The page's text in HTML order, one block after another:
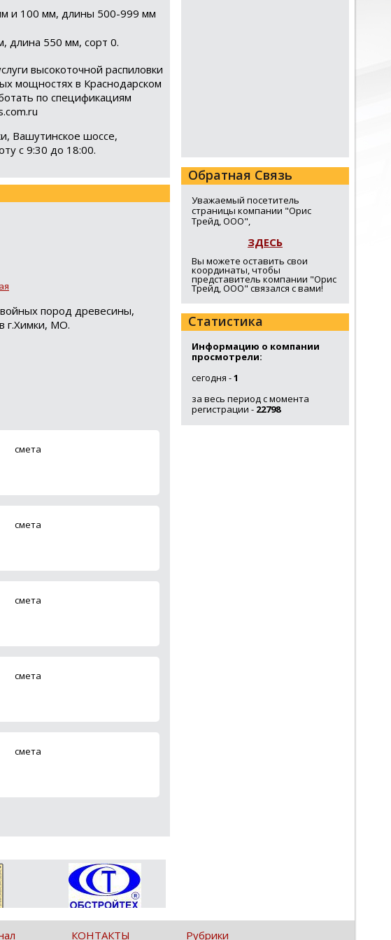
и 100 мм, длины 500-999 мм
длина 550 мм, сорт 0.
высокоточной распиловки
мощностях в Краснодарском
по спецификациям
Вашутинское шоссе,
с 9:30 до 18:00.
пород древесины,
г.Химки, МО.
смета
смета
смета
смета
смета
Обратная Связь
Уважаемый посетитель
страницы компании "Орис
Трейд, ООО",
ЗДЕСЬ
Вы можете оставить свои
координаты, чтобы
представитель компании "Орис
Трейд, ООО" связался с вами!
Статистика
Информацию о компании
просмотрели:
сегодня -1
за весь период с момента
регистрации - 22798
КОНТАКТЫ Рубрики